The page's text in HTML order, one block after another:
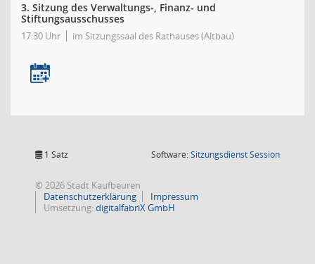
3. Sitzung des Verwaltungs-, Finanz- und
Stiftungsausschusses
17:30 Uhr im Sitzungssaal des Rathauses (Altbau)
1 Satz Software:SitzungsdienstSession(Wird in
© 2026 Stadt Kaufbeuren
Datenschutzerklärung
Impressum
Umsetzung:digitalfabriX GmbH